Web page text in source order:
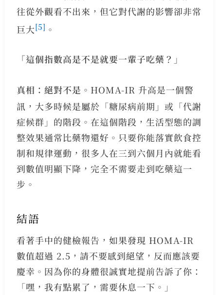
往從外觀看不出來，但它對代謝的影響卻非常
巨大[5] 。
「這個指數高是不是就要一輩子吃藥？」
真相：絕對不是。 HOMA-IR 升高是一個警
訊，大多時候是屬於「糖尿病前期」或「代謝
症候群」的階段。在這個階段，生活型態的調
整效果通常比藥物還好。只要你能落實飲食控
制和規律運動，很多人在三到六個月內就能看
到數值明顯下降，完全不需要走到吃藥這一
步。
結語
看著手中的健檢報告，如果發現 HOMA-IR
數值超過 2.5，請不要感到絕望，反而應該要
慶幸。因為你的身體很誠實地提前告訴了你：
「嘿，我有點累了，需要休息一下。」